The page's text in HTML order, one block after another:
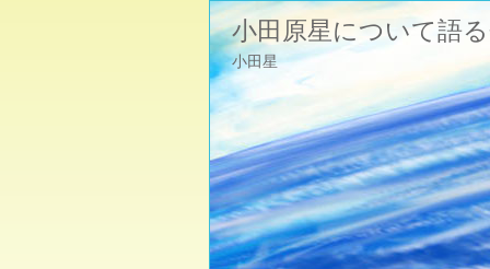
小田原星について語
小田星